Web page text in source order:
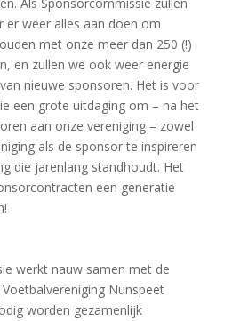
er weer alles aan doen om
met onze meer dan 250 (!)
en zullen we ook weer energie
nieuwe sponsoren. Het is voor
een grote uitdaging om – na het
aan onze vereniging – zowel
als de sponsor te inspireren
die jarenlang standhoudt. Het
een generatie
werkt nauw samen met de
Nunspeet
worden gezamenlijk